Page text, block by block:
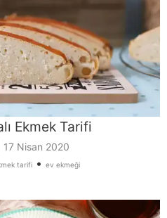
Ekmek Tarifi
17 Nisan 2020
tarifi• ev ekmeği